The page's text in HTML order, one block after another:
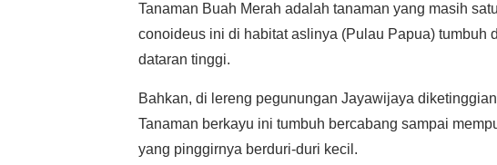
Tanaman Buah Merah adalah tanaman yang masih
conoideus ini di habitat aslinya (Pulau Papua) tumbuh
dataran tinggi.
Bahkan, di lereng pegunungan Jayawijaya
Tanaman berkayu ini tumbuh bercabang sampai
yang pinggirnya berduri-duri kecil.